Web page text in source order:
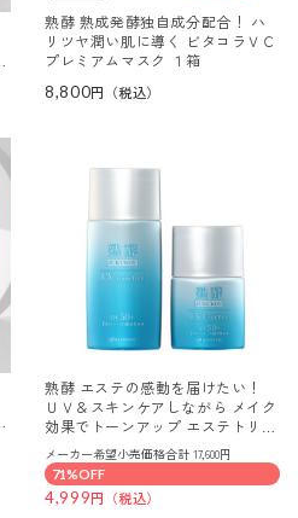
熟酵 熟成発酵独自成分配合！ ハ
リツヤ潤い肌に導く ビタコラＶＣ
プレミアムマスク １箱
8,800
熟酵 エステの感動を届けたい！
ＵＶ＆スキンケアしながら メイク
効果でトーンアップ エステトリー
トメント トーンアップ ＵＶエッ
センス ３本分セット
メーカー希望小売価格合計 17,600円
71%OFF
4,999